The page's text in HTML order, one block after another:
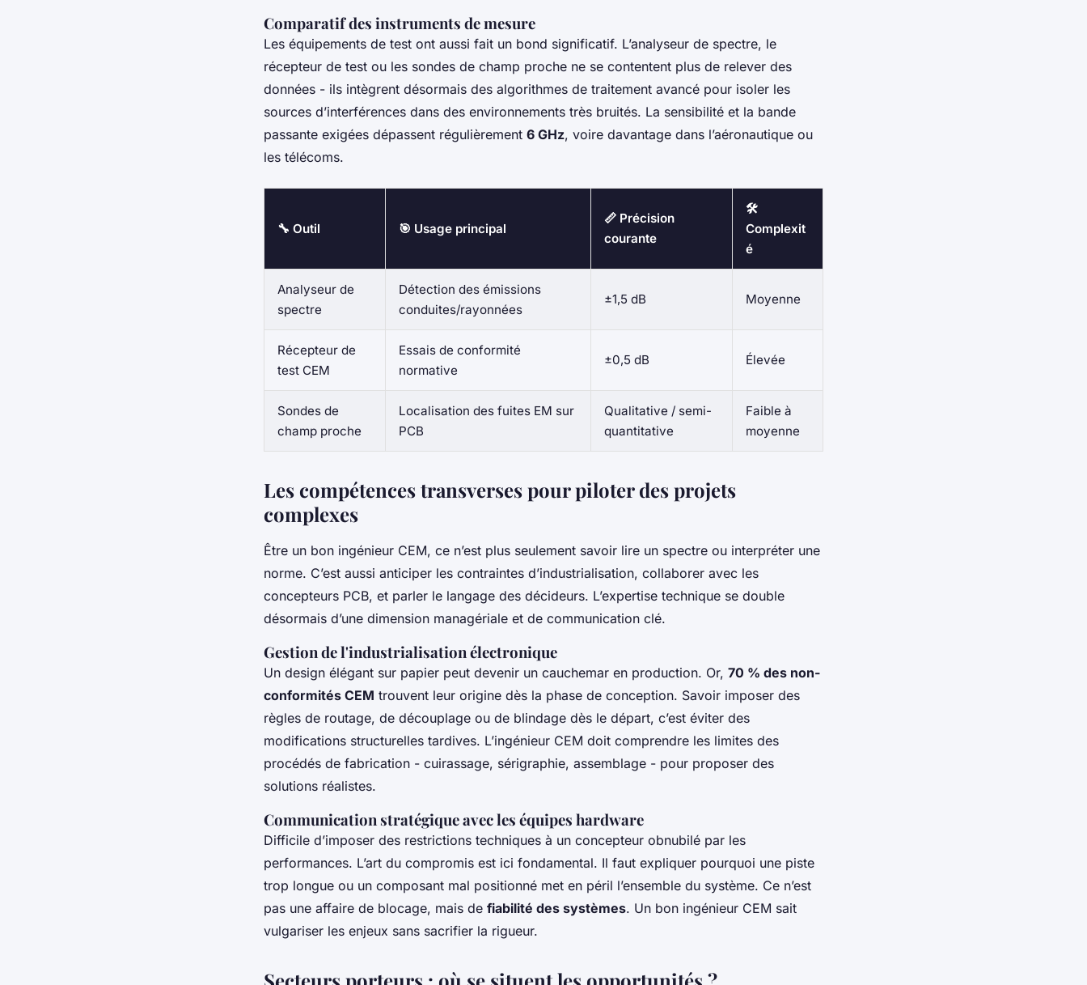
Comparatif des instruments de mesure
Les équipements de test ont aussi fait un bond significatif. L’analyseur de spectre, le
récepteur de test ou les sondes de champ proche ne se contentent plus de relever des
données - ils intègrent désormais des algorithmes de traitement avancé pour isoler les
sources d’interférences dans des environnements très bruités. La sensibilité et la bande
passante exigées dépassent régulièrement 6 GHz, voire davantage dans l’aéronautique ou
les télécoms.
🔧 Outil 🎯 Usage principal
📏 Précision
courante
🛠
Complexit
é
Analyseur de
spectre
Détection des émissions
conduites/rayonnées
±1,5 dB Moyenne
Récepteur de
test CEM
Essais de conformité
normative
±0,5 dB Élevée
Sondes de
champ proche
Localisation des fuites EM sur
PCB
Qualitative / semi-
quantitative
Faible à
moyenne
Les compétences transverses pour piloter des projets
complexes
Être un bon ingénieur CEM, ce n’est plus seulement savoir lire un spectre ou interpréter une
norme. C’est aussi anticiper les contraintes d’industrialisation, collaborer avec les
concepteurs PCB, et parler le langage des décideurs. L’expertise technique se double
désormais d’une dimension managériale et de communication clé.
Gestion de l'industrialisation électronique
Un design élégant sur papier peut devenir un cauchemar en production. Or, 70 % des non-
conformités CEM trouvent leur origine dès la phase de conception. Savoir imposer des
règles de routage, de découplage ou de blindage dès le départ, c’est éviter des
modifications structurelles tardives. L’ingénieur CEM doit comprendre les limites des
procédés de fabrication - cuirassage, sérigraphie, assemblage - pour proposer des
solutions réalistes.
Communication stratégique avec les équipes hardware
Difficile d’imposer des restrictions techniques à un concepteur obnubilé par les
performances. L’art du compromis est ici fondamental. Il faut expliquer pourquoi une piste
trop longue ou un composant mal positionné met en péril l’ensemble du système. Ce n’est
pas une affaire de blocage, mais de fiabilité des systèmes. Un bon ingénieur CEM sait
vulgariser les enjeux sans sacrifier la rigueur.